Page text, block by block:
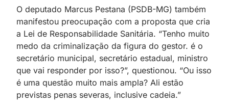
O deputado Marcus Pestana (PSDB-MG) também
manifestou preocupação com a proposta que cria
a Lei de Responsabilidade Sanitária. “Tenho muito
medo da criminalização da figura do gestor. é o
secretário municipal, secretário estadual, ministro
que vai responder por isso?”, questionou. “Ou isso
é uma questão muito mais ampla? Ali estão
previstas penas severas, inclusive cadeia.”